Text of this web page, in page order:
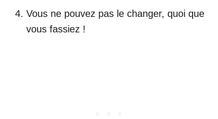
Vous ne pouvez pas le changer, quoi que
vous fassiez !